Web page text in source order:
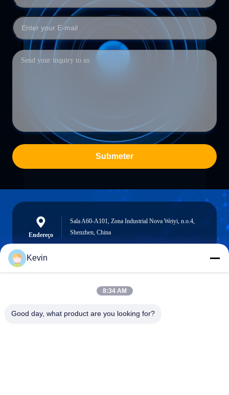
Submeter
Endereço
Sala A60-A101, Zona Industrial Nova Weiyi, n.o.4,
Shenzhen, China
info@seethrulcd.com
Kevin
8:34 AM
Good day, what product are you looking for?